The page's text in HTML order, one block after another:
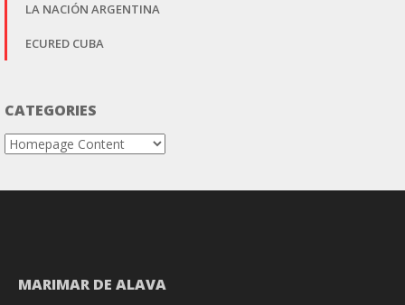
LA NACIÓN ARGENTINA
ECURED CUBA
CATEGORIES
Categories
MARIMAR DE ALAVA